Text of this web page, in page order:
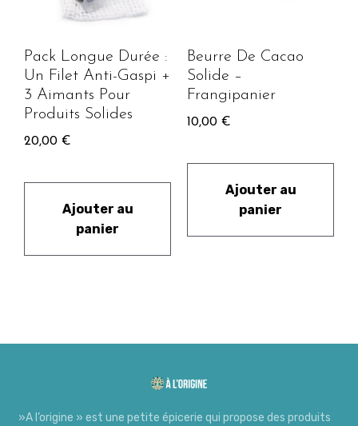
Pack Longue Durée :
Un Filet Anti-Gaspi +
3 Aimants Pour
Produits Solides
20,00 €
Ajouter au
panier
Beurre De Cacao
Solide –
Frangipanier
10,00 €
Ajouter au
panier
»A l’origine » est une petite épicerie qui propose des produits